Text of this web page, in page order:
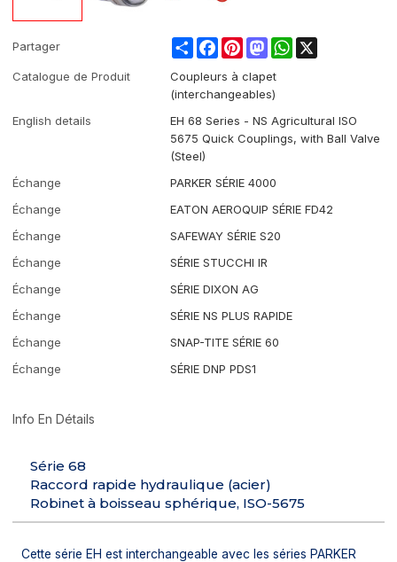
Partager ShareFacebookPinterestMastodonWhatsApp
Catalogue de Produit
Coupleurs à clapet
(interchangeables)
English details
EH 68 Series - NS Agricultural ISO
5675 Quick Couplings, with Ball Valve
(Steel)
Échange
PARKER SÉRIE 4000
Échange
EATON AEROQUIP SÉRIE FD42
Échange
SAFEWAY SÉRIE S20
Échange
SÉRIE STUCCHI IR
Échange
SÉRIE DIXON AG
Échange
SÉRIE NS PLUS RAPIDE
Échange
SNAP-TITE SÉRIE 60
Échange
SÉRIE DNP PDS1
Info En Détails
Série 68
Raccord rapide hydraulique (acier)
Robinet à boisseau sphérique, ISO-5675
Cette série EH est interchangeable avec les séries PARKER